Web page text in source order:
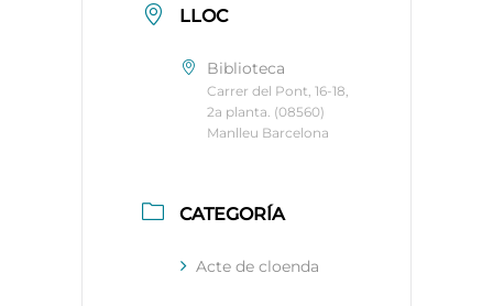
LLOC
Biblioteca
Carrer del Pont, 16-18,
2a planta. (08560)
Manlleu Barcelona
CATEGORÍA
Acte de cloenda